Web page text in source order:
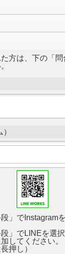
方は、下の「問
」でInstagram
」でLINEを選
してください。
押し）